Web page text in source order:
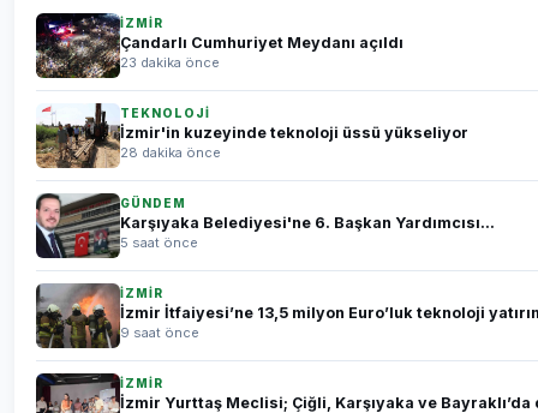
İZMİR
Çandarlı Cumhuriyet Meydanı açıldı
23 dakika önce
TEKNOLOJİ
İzmir'in kuzeyinde teknoloji üssü yükseliyor
28 dakika önce
GÜNDEM
Karşıyaka Belediyesi'ne 6. Başkan Yardımcısı...
5 saat önce
İZMİR
İzmir İtfaiyesi’ne 13,5 milyon Euro’luk teknoloji
9 saat önce
İZMİR
İzmir Yurttaş Meclisi; Çiğli, Karşıyaka ve